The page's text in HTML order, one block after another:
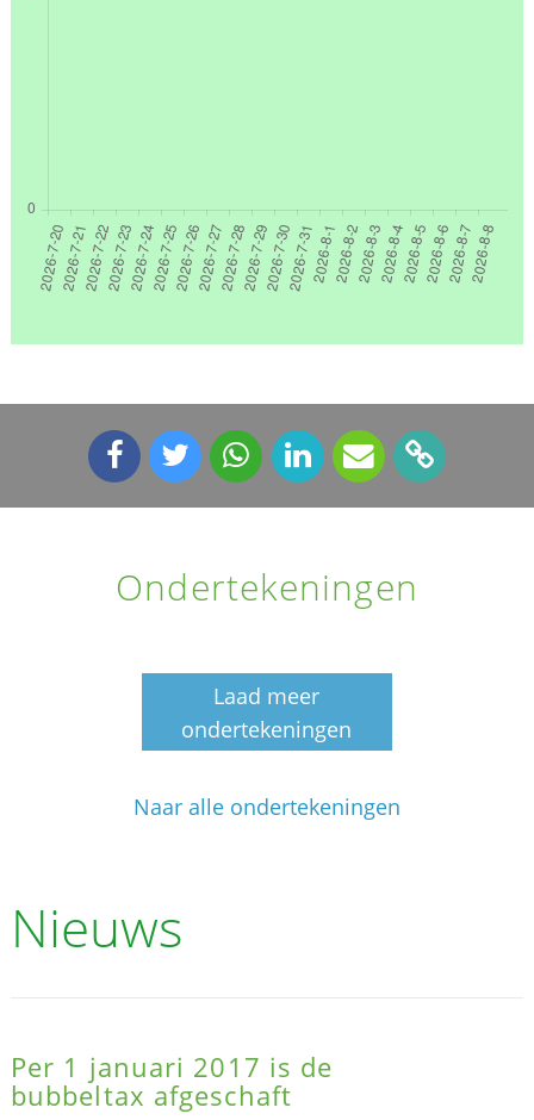
Ondertekeningen
Laad meer
ondertekeningen
Naar alle ondertekeningen
Nieuws
Per 1 januari 2017 is de
bubbeltax afgeschaft